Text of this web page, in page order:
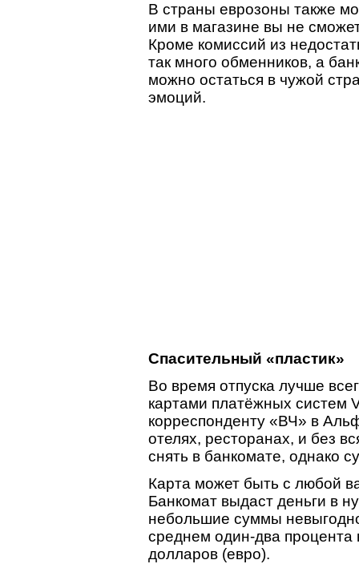
В страны еврозоны также
ими в магазине вы не
Кроме комиссий из
так много обменников, а
можно остаться в чужой
эмоций.
Спасительный «пластик»
Во время отпуска лучше
картами платёжных систем
корреспонденту «ВЧ» в
отелях, ресторанах, и без
снять в банкомате, однако
Карта может быть с любой
Банкомат выдаст деньги в
небольшие суммы
среднем один-два
долларов (евро).